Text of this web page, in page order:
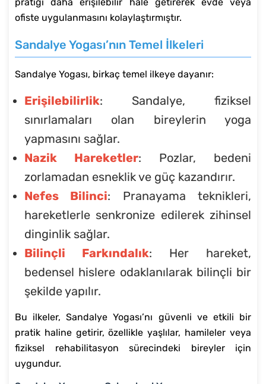
ofiste uygulanmasını kolaylaştırmıştır.
Sandalye Yogası’nın Temel İlkeleri
Sandalye Yogası, birkaç temel ilkeye dayanır:
Erişilebilirlik: Sandalye, fiziksel
sınırlamaları olan bireylerin yoga
yapmasını sağlar.
Nazik Hareketler: Pozlar, bedeni
zorlamadan esneklik ve güç kazandırır.
Nefes Bilinci: Pranayama teknikleri,
hareketlerle senkronize edilerek zihinsel
dinginlik sağlar.
Bilinçli Farkındalık: Her hareket,
bedensel hislere odaklanılarak bilinçli bir
şekilde yapılır.
Bu ilkeler, Sandalye Yogası’nı güvenli ve etkili bir
pratik haline getirir, özellikle yaşlılar, hamileler veya
fiziksel rehabilitasyon sürecindeki bireyler için
uygundur.